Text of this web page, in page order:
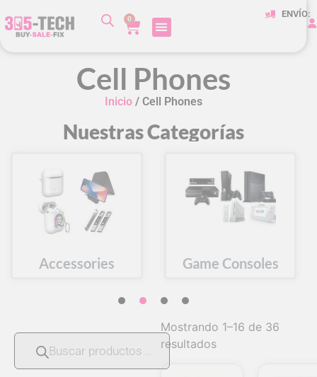
0 ENVÍO:
Cell Phones
Inicio/ Cell Phones
Nuestras Categorías
Accessories Game Consoles
Mostrando 1–16 de 36
resultados